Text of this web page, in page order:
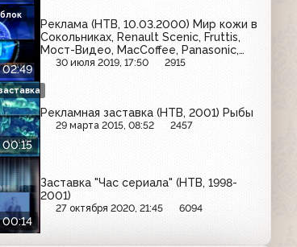
02:49
Реклама (НТВ, 10.03.2000) Мир кожи в
Сокольниках, Renault Scenic, Fruttis,
Мост-Видео, MacCoffee, Panasonic,
Azira, Макфа, Пенталгин, Mynthon,
30 июля 2019, 17:50 2915
00:15
Рекламная заставка (НТВ, 2001) Рыбы
29 марта 2015, 08:52 2457
00:14
Заставка "Час сериала" (НТВ, 1998-
2001)
27 октября 2020, 21:45 6094